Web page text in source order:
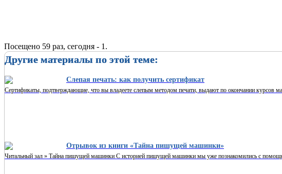
Посещено 59 раз, сегодня - 1.
Другие материалы по этой теме:
Слепая печать: как получить сертификат
Сертификаты, подтверждающие, что вы владеете слепым методом печати, выдают по окончании курсов
Отрывок из книги «Тайна пишущей машинки»
Читальный зал » Тайна пишущей машинки С историей пишущей машинки мы уже познакомились с